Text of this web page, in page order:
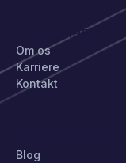
VIRKSOMHED
Om os
Karriere
Kontakt
Blog